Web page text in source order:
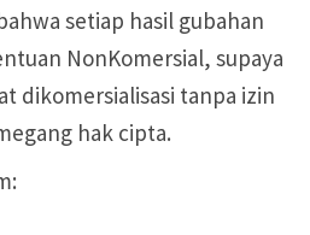
setiap hasil gubahan
NonKomersial, supaya
dikomersialisasi tanpa izin
hak cipta.